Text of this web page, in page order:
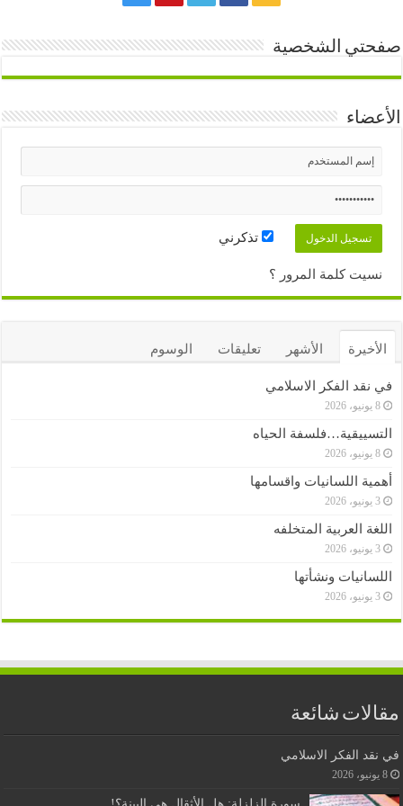
صفحتي الشخصية
الأعضاء
تذكرني
نسيت كلمة المرور ؟
الأخيرة الأشهر تعليقات الوسوم
في نقد الفكر الاسلامي
8 يونيو، 2026
التسييقية…فلسفة الحياه
8 يونيو، 2026
أهمية اللسانيات واقسامها
3 يونيو، 2026
اللغة العربية المتخلفه
3 يونيو، 2026
اللسانيات ونشأتها
3 يونيو، 2026
مقالات شائعة
في نقد الفكر الاسلامي
8 يونيو، 2026